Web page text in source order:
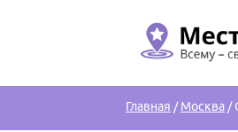
Главная /Москва /